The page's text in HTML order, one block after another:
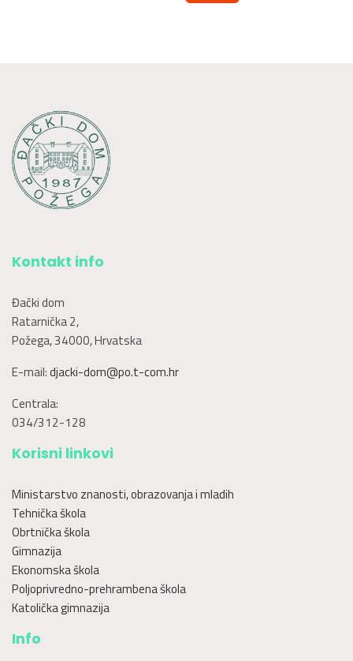
Kontakt info
Đački dom
Ratarnička 2,
Požega, 34000, Hrvatska
E-mail:djacki-dom@po.t-com.hr
Centrala:
034/312-128
Korisni linkovi
Ministarstvo znanosti, obrazovanja i mladih
Tehnička škola
Obrtnička škola
Gimnazija
Ekonomska škola
Poljoprivredno-prehrambena škola
Katolička gimnazija
Info